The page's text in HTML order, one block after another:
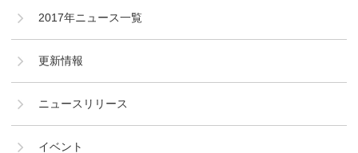
2017年ニュース一覧
更新情報
ニュースリリース
イベント